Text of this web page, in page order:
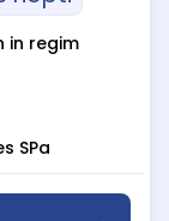
in regim
SPa